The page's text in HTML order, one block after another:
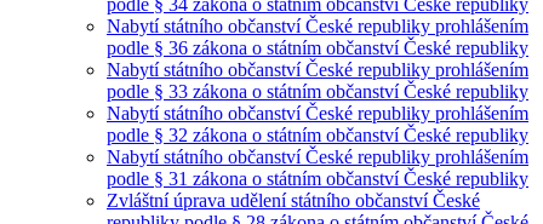
podle § 34 zákona o státním občanství České republiky
Nabytí státního občanství České republiky prohlášením
podle § 36 zákona o státním občanství České republiky
Nabytí státního občanství České republiky prohlášením
podle § 33 zákona o státním občanství České republiky
Nabytí státního občanství České republiky prohlášením
podle § 32 zákona o státním občanství České republiky
Nabytí státního občanství České republiky prohlášením
podle § 31 zákona o státním občanství České republiky
Zvláštní úprava udělení státního občanství České